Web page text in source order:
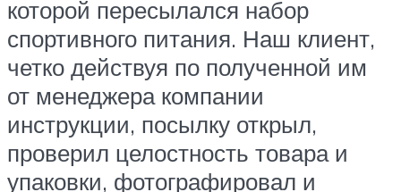
которой пересылался набор
спортивного питания. Наш клиент,
четко действуя по полученной им
от менеджера компании
инструкции, посылку открыл,
проверил целостность товара и
упаковки, фотографировал и